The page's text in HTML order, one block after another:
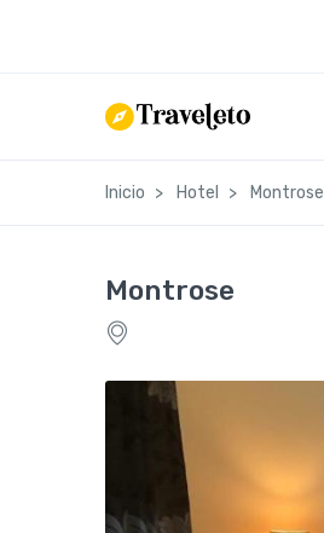
Inicio Hotel Montrose
Montrose